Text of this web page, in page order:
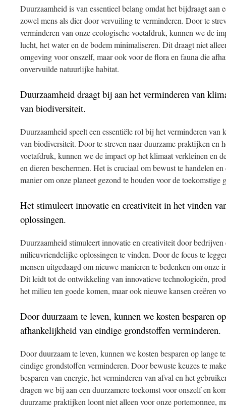
Duurzaamheid is van essentieel belang omdat het bijdraagt aan
zowel mens als dier door vervuiling te verminderen. Door te
verminderen van onze ecologische voetafdruk, kunnen we de
lucht, het water en de bodem minimaliseren. Dit draagt niet
omgeving voor onszelf, maar ook voor de flora en fauna die
onvervuilde natuurlijke habitat.
Duurzaamheid draagt bij aan het verminderen van
van biodiversiteit.
Duurzaamheid speelt een essentiële rol bij het verminderen van
van biodiversiteit. Door te streven naar duurzame praktijken en
voetafdruk, kunnen we de impact op het klimaat verkleinen en
en dieren beschermen. Het is cruciaal om bewust te handelen
manier om onze planeet gezond te houden voor de toekomstige
Het stimuleert innovatie en creativiteit in het vinden
oplossingen.
Duurzaamheid stimuleert innovatie en creativiteit door
milieuvriendelijke oplossingen te vinden. Door de focus te
mensen uitgedaagd om nieuwe manieren te bedenken om onze
Dit leidt tot de ontwikkeling van innovatieve technologieën,
het milieu ten goede komen, maar ook nieuwe kansen creëren
Door duurzaam te leven, kunnen we kosten besparen
afhankelijkheid van eindige grondstoffen verminderen.
Door duurzaam te leven, kunnen we kosten besparen op lange
eindige grondstoffen verminderen. Door bewuste keuzes te
besparen van energie, het verminderen van afval en het
dragen we bij aan een duurzamere toekomst voor onszelf en
duurzame praktijken loont niet alleen voor onze portemonnee,